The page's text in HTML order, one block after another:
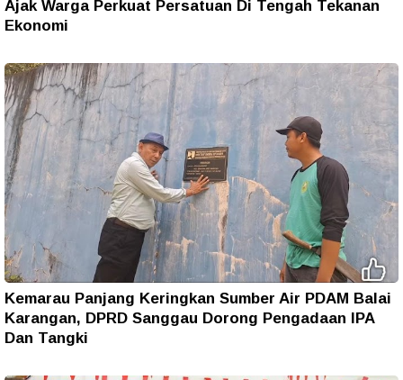
Ajak Warga Perkuat Persatuan Di Tengah Tekanan
Ekonomi
Kemarau Panjang Keringkan Sumber Air PDAM Balai
Karangan, DPRD Sanggau Dorong Pengadaan IPA
Dan Tangki